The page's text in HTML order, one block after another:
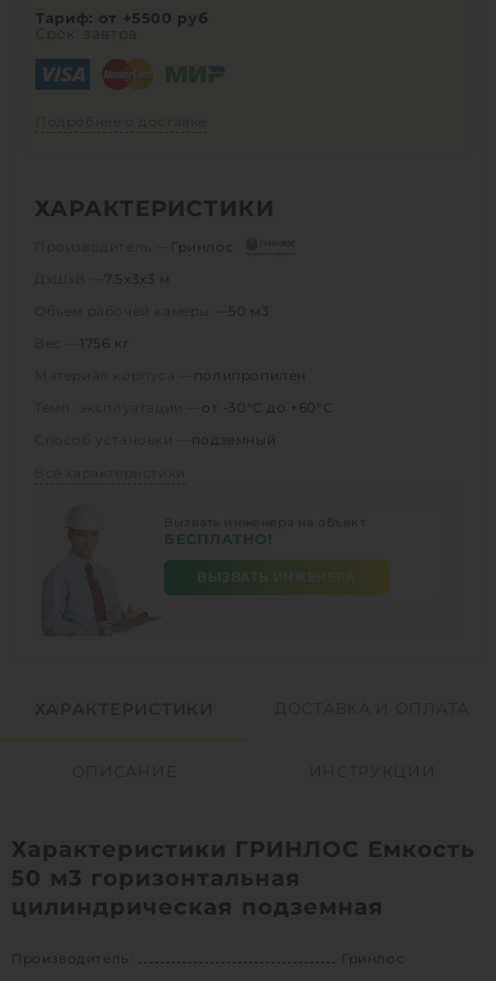
Тариф: от +5500 руб
Срок: завтра
Подробнее о доставке
ХАРАКТЕРИСТИКИ
Гринлос
7.5х3х3 м
50 м3
1756 кг
полипропилен
от -30°C до +60°C
подземный
Все характеристики
БЕСПЛАТНО!
Характеристики ГРИНЛОС Емкость
50 м3 горизонтальная
цилиндрическая подземная
Производитель:
Гринлос